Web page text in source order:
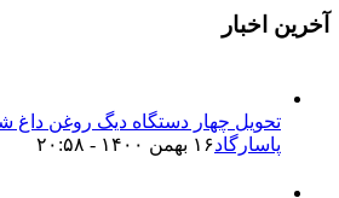
آخرین اخبار
تحویل چهار دستگاه دیگ روغن داغ
پاسارگاد۱۶ بهمن ۱۴۰۰ - ۲۰:۵۸